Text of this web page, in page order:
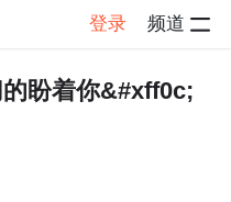
登录 频道
盼着你&#xff0c;